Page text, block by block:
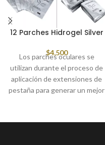
12 Parches Hidrogel Silver
$4,500
Los parches oculares se
utilizan durante el proceso de
aplicación de extensiones de
pestaña para generar un mejor